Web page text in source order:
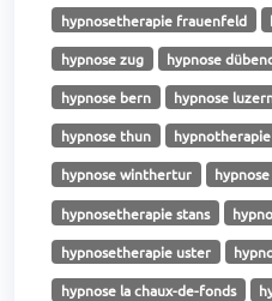
hypnosetherapie frauenfeld
hypnose zug hypnose
hypnose bern hypnose
hypnose thun
hypnose winthertur
hypnosetherapie stans
hypnosetherapie uster
hypnose la chaux-de-fonds